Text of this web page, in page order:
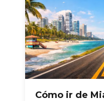
Cómo ir de